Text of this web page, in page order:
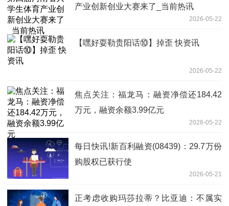
产业创新创业大赛来了_当前热讯
2026-05-22
【嘿好耍勒贵阳话⑩】掉歪 快资讯
2026-05-22
焦点关注：福龙马：融资净偿还184.42
万元，融资余额3.99亿元
2026-05-22
每日快讯!新百利融资(08439)：29.7万份
购股权已获行使
2026-05-21
正考虑收购玛莎拉蒂？比亚迪：不属实